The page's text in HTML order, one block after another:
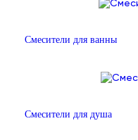
Смесители для ванны
Смесители для душа